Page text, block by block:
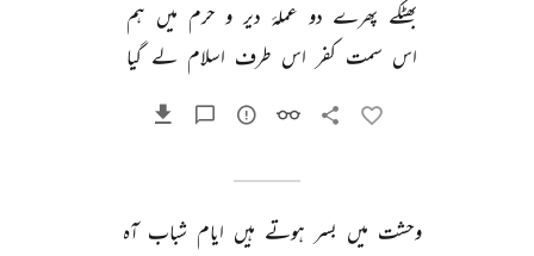
بھٹکے پھرے دو عملۂ دیر و حرم میں ہم
اس سمت کفر اس طرف اسلام لے گیا
وحشت میں بسر ہوتے ہیں ایام شباب آہ